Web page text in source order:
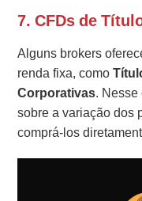
7. CFDs de
Alguns brokers
renda fixa, como
Corporativas.
sobre a variação dos
comprá-los